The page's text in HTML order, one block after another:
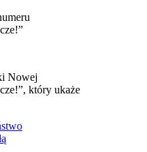
Nowej
który ukaże